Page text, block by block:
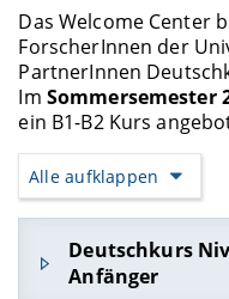
Das Welcome Center
ForscherInnen der
PartnerInnen
Im Sommersemester
ein B1-B2 Kurs
Alle aufklappen
Deutschkurs
Anfänger